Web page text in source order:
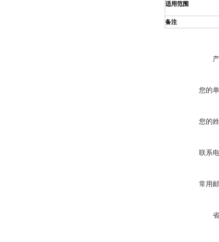
适用范围
备注
您的
您的
联系
常用